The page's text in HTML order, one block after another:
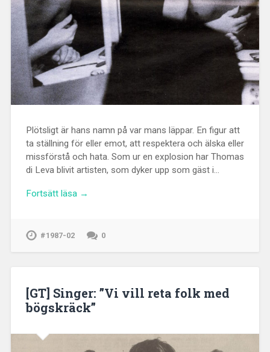
Plötsligt är hans namn på var mans läppar. En figur att
ta ställning för eller emot, att respektera och älska eller
missförstå och hata. Som ur en explosion har Thomas
di Leva blivit artisten, som dyker upp som gäst i…
Fortsätt läsa →
#1987-02 0
[GT] Singer: ”Vi vill reta folk med
bögskräck”